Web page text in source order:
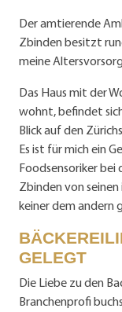
Der amtierende
Zbinden besitzt
meine
Das Haus mit der
wohnt, befindet
Blick auf den
Es ist für mich ein
Foodsensoriker bei
Zbinden von
keiner dem andern
GELEGT
Die Liebe zu den
Branchenprofi